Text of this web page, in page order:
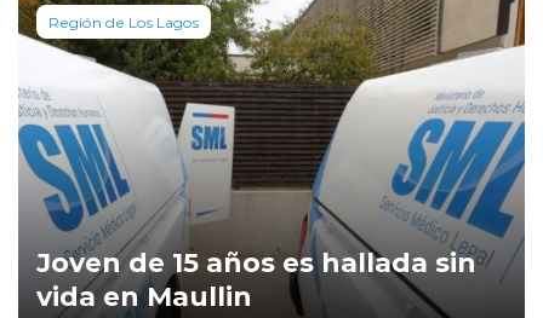
Región de Los Lagos
Joven de 15 años es hallada sin
vida en Maullin